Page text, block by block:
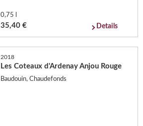
0,75 l
35,40 € Details
2018
Les Coteaux d'Ardenay Anjou Rouge
Baudouin, Chaudefonds